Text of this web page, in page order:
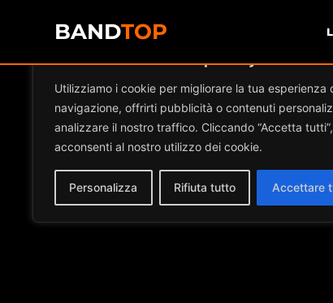
Utilizziamo i cookie per migliorare la tua esperienza
navigazione, offrirti pubblicità o contenuti
analizzare il nostro traffico. Cliccando “Accetta tutti”,
acconsenti al nostro utilizzo dei cookie.
Personalizza Rifiuta tutto Accettare
BANDTOP